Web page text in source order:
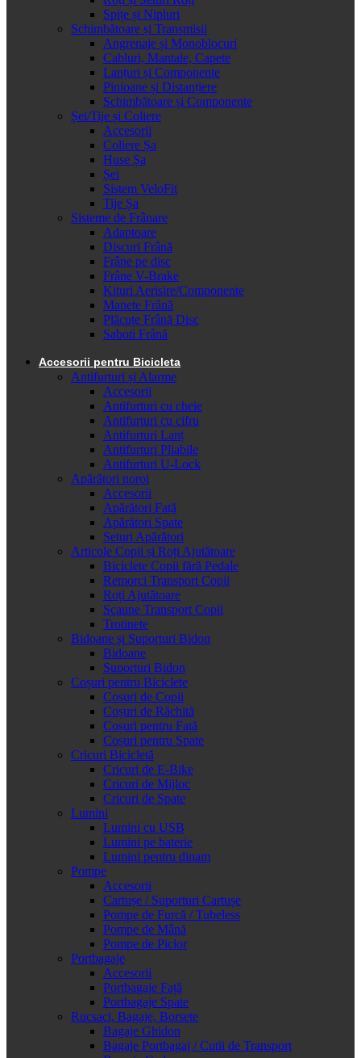
Spițe și Nipluri
Schimbătoare și Transmisii
Angrenaje și Monoblocuri
Cabluri, Mantale, Capete
Lanțuri și Componente
Pinioane și Distanțiere
Schimbătoare și Componente
Șei/Tije și Coliere
Accesorii
Coliere Șa
Huse Șa
Șei
Sistem VeloFit
Tije Șa
Sisteme de Frânare
Adaptoare
Discuri Frână
Frâne pe disc
Frâne V-Brake
Kituri Aerisire/Componente
Manete Frână
Plăcuțe Frână Disc
Saboti Frână
Accesorii pentru Bicicleta
Antifurturi și Alarme
Accesorii
Antifurturi cu cheie
Antifurturi cu cifru
Antifurturi Lanț
Antifurturi Pliabile
Antifurturi U-Lock
Apărători noroi
Accesorii
Apărători Față
Apărători Spate
Seturi Apărători
Articole Copii și Roți Ajutătoare
Biciclete Copii fără Pedale
Remorci Transport Copii
Roți Ajutătoare
Scaune Transport Copii
Trotinete
Bidoane și Suporturi Bidon
Bidoane
Suporturi Bidon
Coșuri pentru Biciclete
Cosuri de Copii
Coșuri de Răchită
Coșuri pentru Față
Coșuri pentru Spate
Cricuri Bicicletă
Cricuri de E-Bike
Cricuri de Mijloc
Cricuri de Spate
Lumini
Lumini cu USB
Lumini pe baterie
Lumini pentru dinam
Pompe
Accesorii
Cartușe / Suporturi Cartușe
Pompe de Furcă / Tubeless
Pompe de Mână
Pompe de Picior
Portbagaje
Accesorii
Portbagaje Față
Portbagaje Spate
Rucsaci, Bagaje, Borsete
Bagaje Ghidon
Bagaje Portbagaj / Cutii de Transport